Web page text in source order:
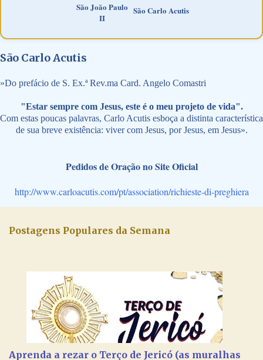
São João Paulo
II
São Carlo Acutis
São Carlo Acutis
»Do prefácio de S. Ex.ª Rev.ma Card. Angelo Comastri
"Estar sempre com Jesus, este é o meu projeto de vida".
Com estas poucas palavras, Carlo Acutis esboça a distinta característica
de sua breve existência: viver com Jesus, por Jesus, em Jesus».
Pedidos de Oração no Site Oficial
http://www.carloacutis.com/pt/association/richieste-di-preghiera
Postagens Populares da Semana
Aprenda a rezar o Terço de Jericó (as muralhas